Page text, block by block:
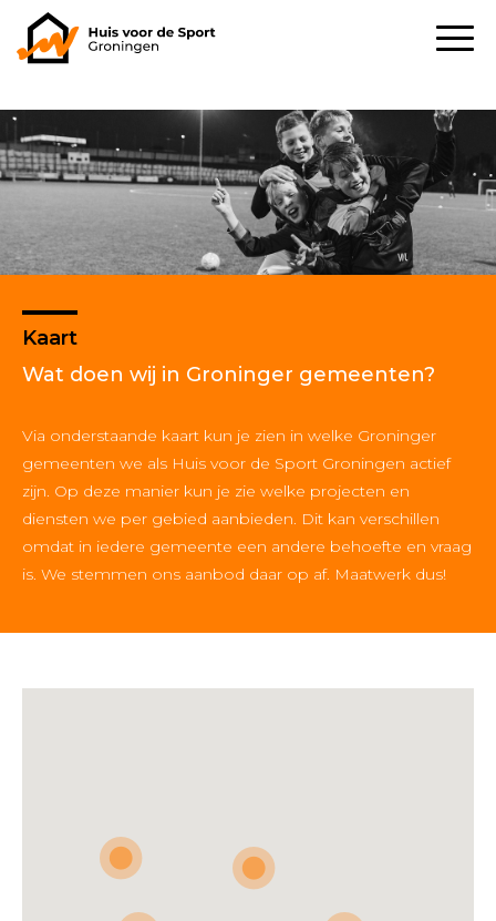
Kaart
Wat doen wij in Groninger gemeenten?
Via onderstaande kaart kun je zien in welke Groninger
gemeenten we als Huis voor de Sport Groningen actief
zijn. Op deze manier kun je zie welke projecten en
diensten we per gebied aanbieden. Dit kan verschillen
omdat in iedere gemeente een andere behoefte en vraag
is. We stemmen ons aanbod daar op af. Maatwerk dus!